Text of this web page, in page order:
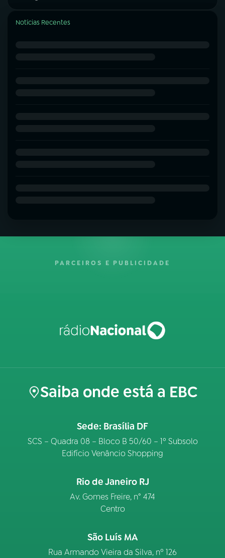
Notícias Recentes
PARCEIROS E PUBLICIDADE
Saiba onde está a EBC
Sede: Brasília DF
SCS – Quadra 08 – Bloco B 50/60 – 1º Subsolo
Edifício Venâncio Shopping
Rio de Janeiro RJ
Av. Gomes Freire, n° 474
Centro
São Luís MA
Rua Armando Vieira da Silva, nº 126